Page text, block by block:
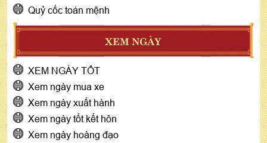
Quỷ cốc toán mệnh
XEM NGÀY
XEM NGÀY TỐT
Xem ngày mua xe
Xem ngày xuất hành
Xem ngày tốt kết hôn
Xem ngày hoàng đạo